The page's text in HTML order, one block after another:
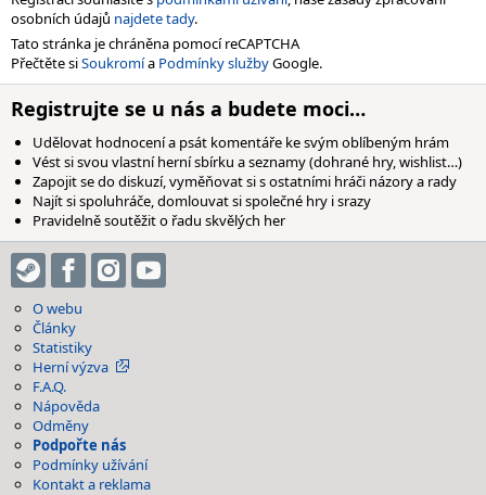
osobních údajů najdete tady.
Tato stránka je chráněna pomocí reCAPTCHA
Přečtěte siSoukromía Podmínky službyGoogle.
Registrujte se u nás a budete moci…
Udělovat hodnocení a psát komentáře ke svým oblíbeným hrám
Vést si svou vlastní herní sbírku a seznamy (dohrané hry, wishlist…)
Zapojit se do diskuzí, vyměňovat si s ostatními hráči názory a rady
Najít si spoluhráče, domlouvat si společné hry i srazy
Pravidelně soutěžit o řadu skvělých her
O webu
Články
Statistiky
Herní výzva
F.A.Q.
Nápověda
Odměny
Podpořte nás
Podmínky užívání
Kontakt a reklama